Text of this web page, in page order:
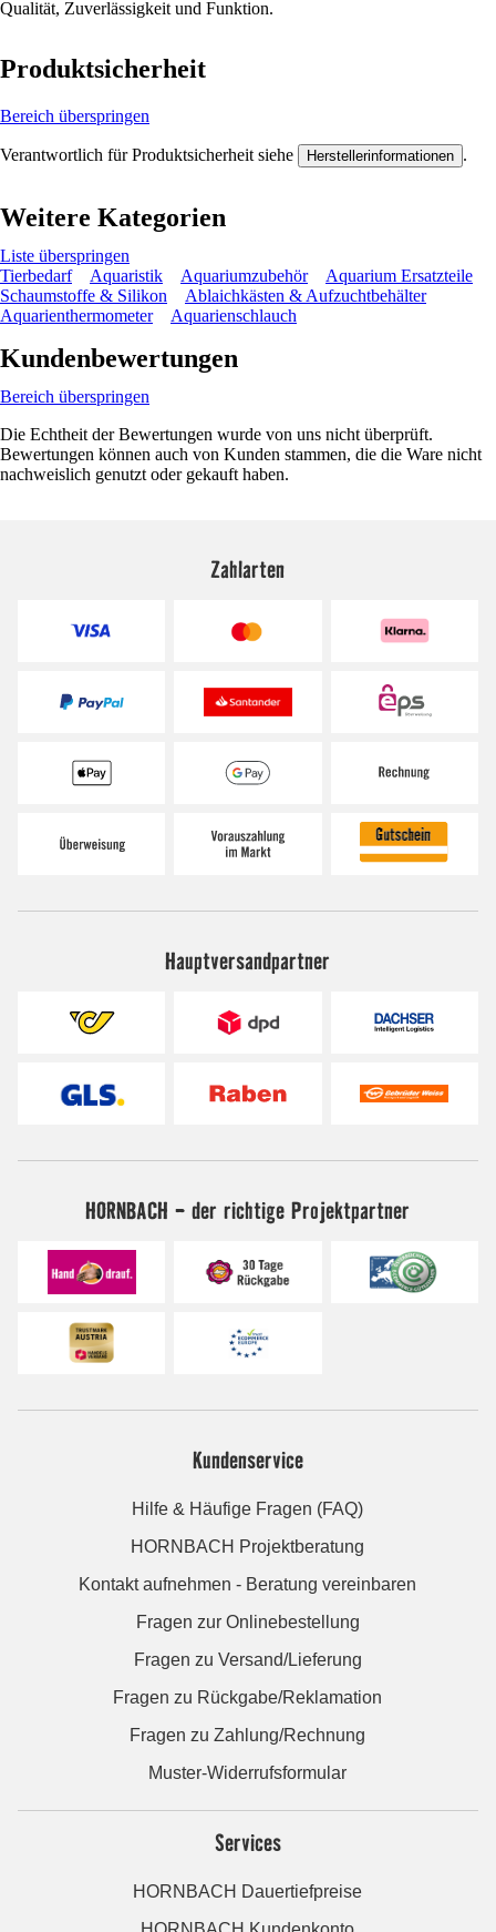
Qualität, Zuverlässigkeit und Funktion.
Produktsicherheit
Bereich überspringen
Verantwortlich für Produktsicherheit siehe Herstellerinformationen .
Weitere Kategorien
Liste überspringen
Tierbedarf
Aquaristik Aquariumzubehör
Aquarium Ersatzteile
Schaumstoffe & Silikon
Ablaichkästen & Aufzuchtbehälter
Aquarienthermometer
Aquarienschlauch
Kundenbewertungen
Bereich überspringen
Die Echtheit der Bewertungen wurde von uns nicht überprüft.
Bewertungen können auch von Kunden stammen, die die Ware nicht
nachweislich genutzt oder gekauft haben.
Zahlarten
Hauptversandpartner
HORNBACH - der richtige Projektpartner
Kundenservice
Hilfe & Häufige Fragen (FAQ)
HORNBACH Projektberatung
Kontakt aufnehmen - Beratung vereinbaren
Fragen zur Onlinebestellung
Fragen zu Versand/Lieferung
Fragen zu Rückgabe/Reklamation
Fragen zu Zahlung/Rechnung
Muster-Widerrufsformular
Services
HORNBACH Dauertiefpreise